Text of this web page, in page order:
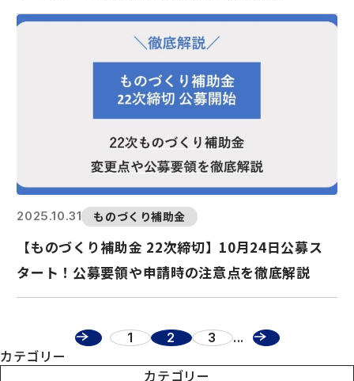
2025.10.31 ものづくり補助金
【ものづくり補助金 22次締切】10月24日公募ス
タート！公募要領や申請時の注意点を徹底解説
«
1 2 3 ...
カテゴリー
カテゴリー